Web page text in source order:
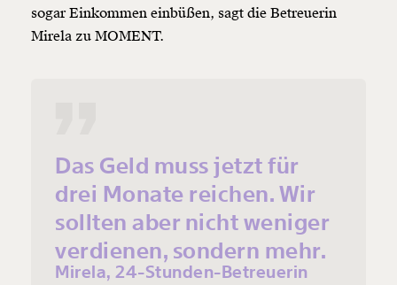
sogar Einkommen einbüßen, sagt die Betreuerin
Mirela zu MOMENT.
Das Geld muss jetzt für
drei Monate reichen. Wir
sollten aber nicht weniger
verdienen, sondern mehr.
Mirela, 24-Stunden-Betreuerin